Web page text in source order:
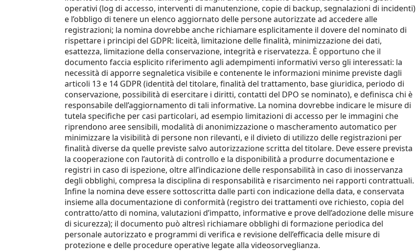
operativi (log di accesso, interventi di manutenzione, copie di backup, segnalazioni di incidenti)
e l’obbligo di tenere un elenco aggiornato delle persone autorizzate ad accedere alle
registrazioni; la nomina dovrebbe anche richiamare esplicitamente il dovere del nominato di
rispettare i principi del GDPR: liceità, limitazione delle finalità, minimizzazione dei dati,
esattezza, limitazione della conservazione, integrità e riservatezza. È opportuno che il
documento faccia esplicito riferimento agli adempimenti informativi verso gli interessati: la
necessità di apporre segnaletica visibile e contenente le informazioni minime previste dagli
articoli 13 e 14 GDPR (identità del titolare, finalità del trattamento, base giuridica, periodo di
conservazione, possibilità di esercitare i diritti, contatti del DPO se nominato), e definisca chi è
responsabile dell’aggiornamento di tali informative. La nomina dovrebbe indicare le misure di
tutela specifiche per casi particolari, ad esempio limitazioni di accesso per le immagini che
riprendono aree sensibili, modalità di anonimizzazione o mascheramento automatico per
minimizzare la visibilità di persone non rilevanti, e il divieto di utilizzo delle registrazioni per
finalità diverse da quelle previste salvo autorizzazione scritta del titolare. Deve essere prevista
la cooperazione con l’autorità di controllo e la disponibilità a produrre documentazione e
registri in caso di ispezione, oltre all’indicazione delle responsabilità in caso di inosservanza
degli obblighi, compresa la disciplina di responsabilità e risarcimento nei rapporti contrattuali.
Infine la nomina deve essere sottoscritta dalle parti con indicazione della data, e conservata
insieme alla documentazione di conformità (registro dei trattamenti ove richiesto, copia del
contratto/atto di nomina, valutazioni d’impatto, informative e prove dell’adozione delle misure
di sicurezza); il documento può altresì richiamare obblighi di formazione periodica del
personale autorizzato e programmi di verifica e revisione dell’efficacia delle misure di
protezione e delle procedure operative legate alla videosorveglianza.